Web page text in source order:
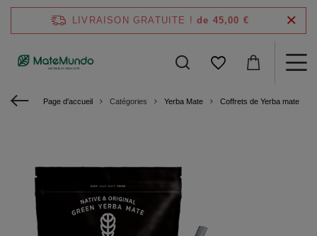
LIVRAISON GRATUITE ! de 45,00 €
Page d'accueil Catégories Yerba Mate Coffrets de Yerba mate